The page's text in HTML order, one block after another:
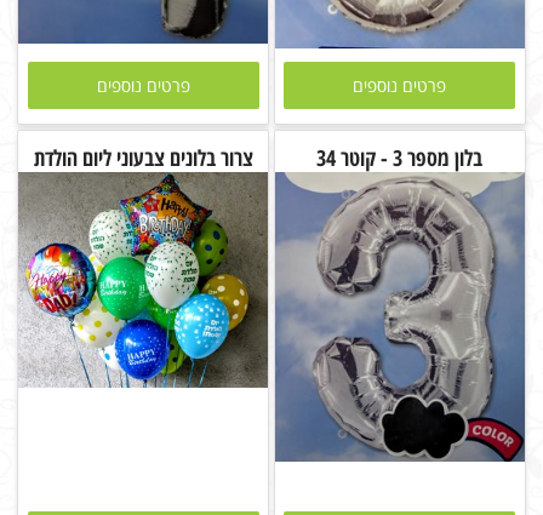
פרטים נוספים פרטים נוספים
בלון מספר 3 - קוטר 34 צרור בלונים צבעוני ליום הולדת